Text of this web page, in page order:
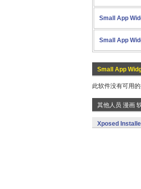
Small App
Small App
Small App
此软件没有可用
其他人员 漫画
Xposed